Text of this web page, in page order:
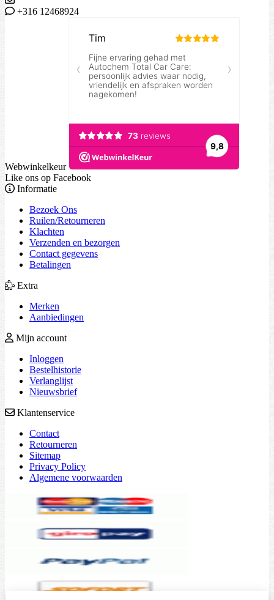
+316 12468924
Webwinkelkeur
Like ons op Facebook
Informatie
Bezoek Ons
Ruilen/Retourneren
Klachten
Verzenden en bezorgen
Contact gegevens
Betalingen
Extra
Merken
Aanbiedingen
Mijn account
Inloggen
Bestelhistorie
Verlanglijst
Nieuwsbrief
Klantenservice
Contact
Retourneren
Sitemap
Privacy Policy
Algemene voorwaarden